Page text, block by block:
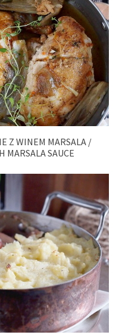
Z WINEM MARSALA /
MARSALA SAUCE